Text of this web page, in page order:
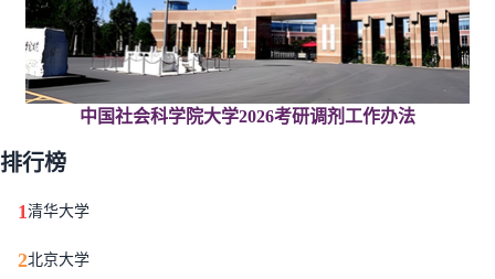
中国社会科学院大学2026考研调剂工作办法
排行榜
1 清华大学
2北京大学